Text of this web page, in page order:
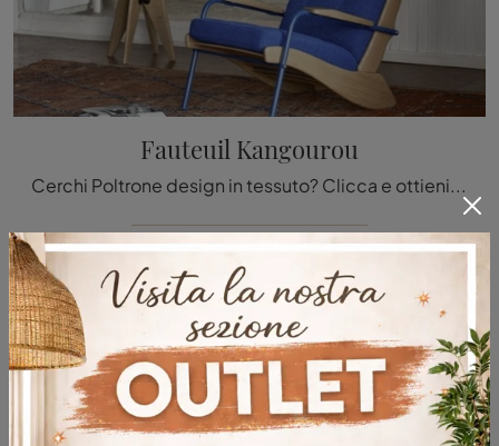
Fauteuil Kangourou
Cerchi Poltrone design in tessuto? Clicca e ottieni informazioni sul modello Fauteuil Kangourou di Vitra.